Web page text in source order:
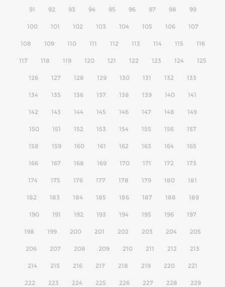
91 92 93 94 95 96 97 98 99
100 101 102 103 104 105 106 107
108 109 110 111 112 113 114 115 116
117 118 119 120 121 122 123 124 125
126 127 128 129 130 131 132 133
134 135 136 137 138 139 140 141
142 143 144 145 146 147 148 149
150 151 152 153 154 155 156 157
158 159 160 161 162 163 164 165
166 167 168 169 170 171 172 173
174 175 176 177 178 179 180 181
182 183 184 185 186 187 188 189
190 191 192 193 194 195 196 197
198 199 200 201 202 203 204 205
206 207 208 209 210 211 212 213
214 215 216 217 218 219 220 221
222 223 224 225 226 227 228 229